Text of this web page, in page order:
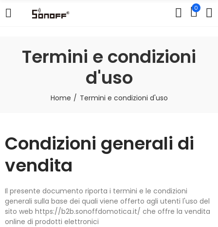
0
Termini e condizioni
d'uso
Home Termini e condizioni d'uso
Condizioni generali di
vendita
Il presente documento riporta i termini e le condizioni
generali sulla base dei quali viene offerto agli utenti l'uso del
sito web https://b2b.sonoffdomotica.it/ che offre la vendita
online di prodotti elettronici